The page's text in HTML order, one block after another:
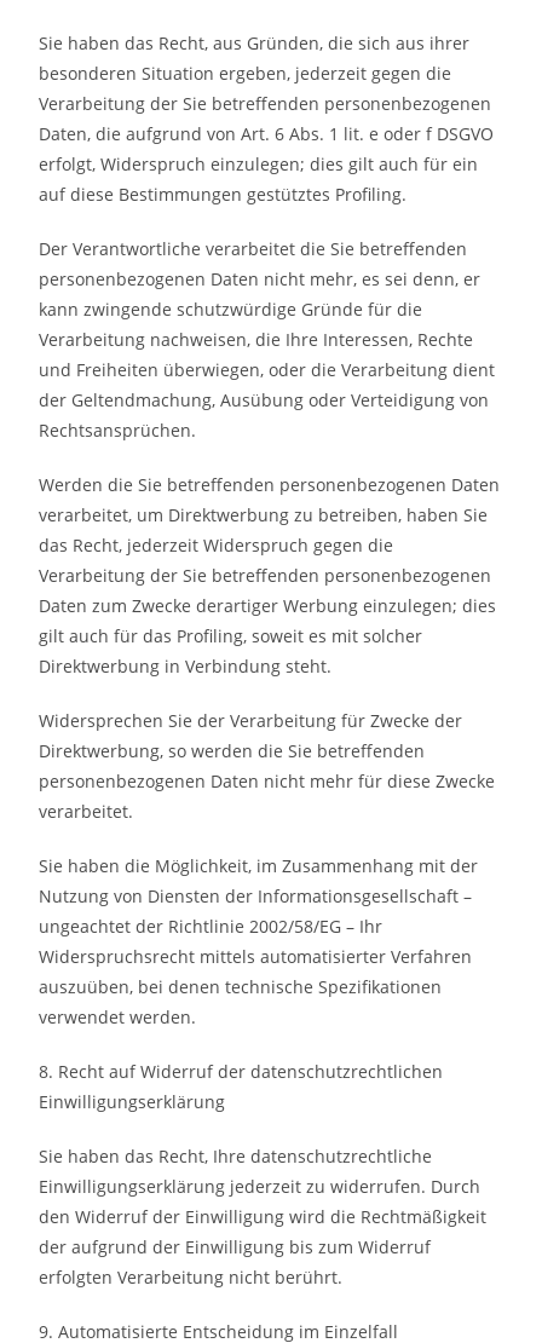
Sie haben das Recht, aus Gründen, die sich aus ihrer
besonderen Situation ergeben, jederzeit gegen die
Verarbeitung der Sie betreffenden personenbezogenen
Daten, die aufgrund von Art. 6 Abs. 1 lit. e oder f DSGVO
erfolgt, Widerspruch einzulegen; dies gilt auch für ein
auf diese Bestimmungen gestütztes Profiling.
Der Verantwortliche verarbeitet die Sie betreffenden
personenbezogenen Daten nicht mehr, es sei denn, er
kann zwingende schutzwürdige Gründe für die
Verarbeitung nachweisen, die Ihre Interessen, Rechte
und Freiheiten überwiegen, oder die Verarbeitung dient
der Geltendmachung, Ausübung oder Verteidigung von
Rechtsansprüchen.
Werden die Sie betreffenden personenbezogenen Daten
verarbeitet, um Direktwerbung zu betreiben, haben Sie
das Recht, jederzeit Widerspruch gegen die
Verarbeitung der Sie betreffenden personenbezogenen
Daten zum Zwecke derartiger Werbung einzulegen; dies
gilt auch für das Profiling, soweit es mit solcher
Direktwerbung in Verbindung steht.
Widersprechen Sie der Verarbeitung für Zwecke der
Direktwerbung, so werden die Sie betreffenden
personenbezogenen Daten nicht mehr für diese Zwecke
verarbeitet.
Sie haben die Möglichkeit, im Zusammenhang mit der
Nutzung von Diensten der Informationsgesellschaft –
ungeachtet der Richtlinie 2002/58/EG – Ihr
Widerspruchsrecht mittels automatisierter Verfahren
auszuüben, bei denen technische Spezifikationen
verwendet werden.
8. Recht auf Widerruf der datenschutzrechtlichen
Einwilligungserklärung
Sie haben das Recht, Ihre datenschutzrechtliche
Einwilligungserklärung jederzeit zu widerrufen. Durch
den Widerruf der Einwilligung wird die Rechtmäßigkeit
der aufgrund der Einwilligung bis zum Widerruf
erfolgten Verarbeitung nicht berührt.
9. Automatisierte Entscheidung im Einzelfall